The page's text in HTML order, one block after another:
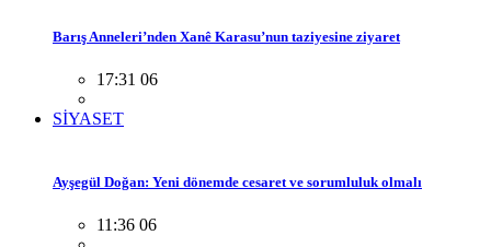
Barış Anneleri’nden Xanê Karasu’nun taziyesine ziyaret
17:31 06
SİYASET
Ayşegül Doğan: Yeni dönemde cesaret ve sorumluluk olmalı
11:36 06